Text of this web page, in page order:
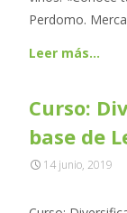
Perdomo.
Leer más…
Curso:
base de
14 junio, 2019